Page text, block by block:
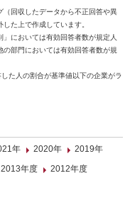
回収したデータから不正回答や異
た上で作成しています。
においては有効回答者数が規定人
部門においては有効回答者数が規
た人の割合が基準値以下の企業がラ
年 2020年
2019年
2013年度
2012年度